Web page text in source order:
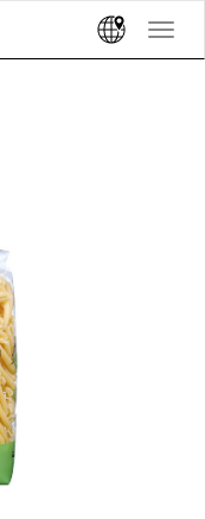
Toggle